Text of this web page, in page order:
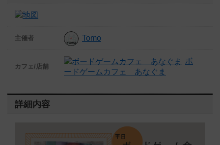
主催者 Tomo
カフェ/店舗
ボ
ードゲームカフェ あなぐま
詳細内容